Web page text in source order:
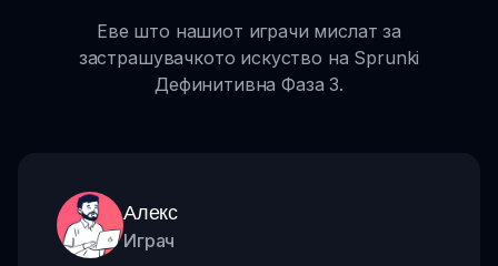
Еве што нашиот играчи мислат за
застрашувачкото искуство на Sprunki
Дефинитивна Фаза 3.
Алекс
Играч